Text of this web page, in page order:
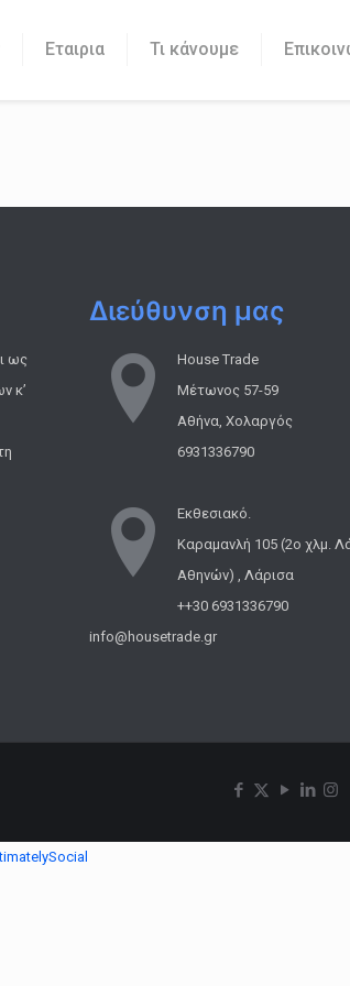
Εταιρια Τι κάνουμε
ως
κ’
Διεύθυνση μας
House Trade
Μέτωνος 57-59
Αθήνα, Χολαργός
6931336790
Εκθεσιακό.
Καραμανλή 105 (2ο χλμ.
Αθηνών) , Λάρισα
++30 6931336790
info@housetrade.gr